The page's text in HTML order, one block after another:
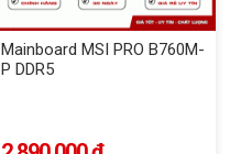
Mainboard MSI PRO B760M-
P DDR5